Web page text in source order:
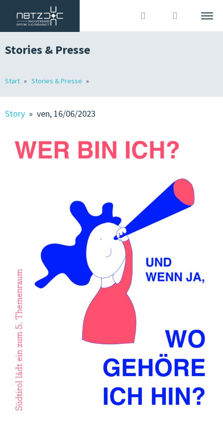
? Accedi
ITALIANO DEUTSCH
MEMBRI
OFFERTE DI LAVORO
ORGANIZZAZIONE ASSOCIATIVA & COMUNICAZIONE
CONSULENZA & FORMAZIONE
QUALITÀ & SVILUPPO
CULTURA & MUSICA GIOVANILE
GIOVANI IN EUROPA & PLURILINGUISMO
GENDER & PEDAGOGIA SESSUALE
GRUPPI DI LAVORO
JUGENDCOACHINGGIOVANI
ESF-PROJEKT
CONTATTI
Stories & Presse
Start Stories & Presse
Story » ven, 16/06/2023